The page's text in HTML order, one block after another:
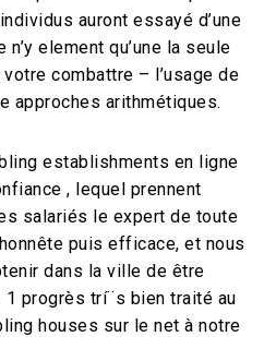
auront essayé d’une
element qu’une la seule
combattre – l’usage de
approches arithmétiques.
establishments en ligne
, lequel prennent
salariés le expert de toute
puis efficace, et nous
dans la ville de être
progrès trí¨s bien traité au
houses sur le net à notre